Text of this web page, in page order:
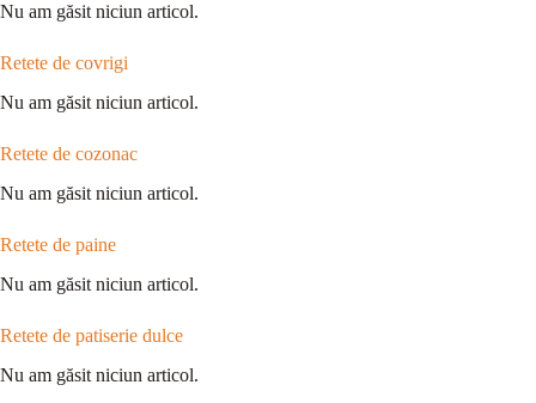
Nu am găsit niciun articol.
Retete de covrigi
Nu am găsit niciun articol.
Retete de cozonac
Nu am găsit niciun articol.
Retete de paine
Nu am găsit niciun articol.
Retete de patiserie dulce
Nu am găsit niciun articol.